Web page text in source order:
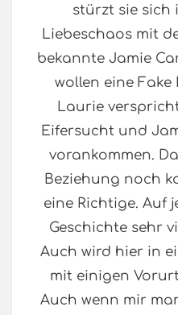
stürzt sie sich
Liebeschaos mit
bekannte Jamie
wollen eine
Laurie
Eifersucht und
vorankommen.
Beziehung noch
eine Richtige. Auf
Geschichte sehr
Auch wird hier in
mit einigen
Auch wenn mir